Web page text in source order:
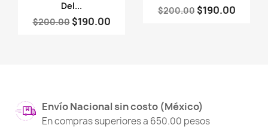
Del...
$200.00 $190.00
$200.00 $190.00
Envío Nacional sin costo (México)
En compras superiores a 650.00 pesos